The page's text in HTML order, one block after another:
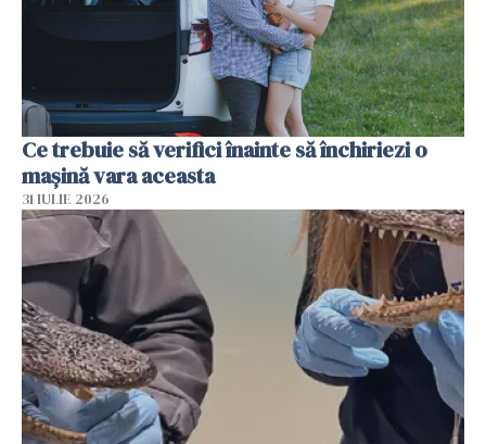
Ce trebuie să verifici înainte să închiriezi o
mașină vara aceasta
31 IULIE 2026